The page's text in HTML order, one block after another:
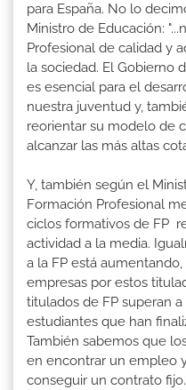
para España. No lo
Ministro de Educación:
Profesional de calidad y
la sociedad. El Gobierno
es esencial para el
nuestra juventud y,
reorientar su modelo de
alcanzar las más altas
Y, también según el
Formación Profesional
ciclos formativos de FP
actividad a la media.
a la FP está
empresas por estos
titulados de FP superan
estudiantes que han
También sabemos que
en encontrar un empleo
conseguir un contrato